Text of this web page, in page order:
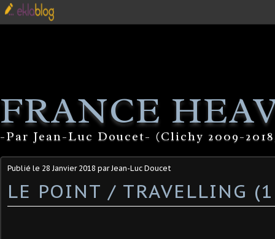
FRANCE
-Par Jean-Luc Doucet- (Clichy 2009-
Publié le 28 Janvier 2018 par Jean-Luc Doucet
LE POINT / TRAVELLING